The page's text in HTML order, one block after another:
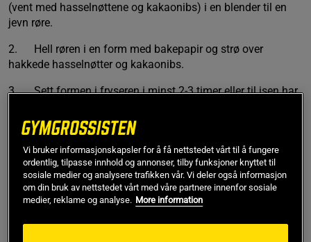
(vent med hasselnøttene og kakaonibs) i en blender til en
jevn røre.
2. Hell røren i en form med bakepapir og strø over
hakkede hasselnøtter og kakaonibs.
3. Sett formen i fryseren i minst 2-3 timer eller til isen har
4. La isen stå i romtemperatur et par minutter før du
serverer den. Fordel i porsjonssskåler med en skje. Nyt!
Næringsinnhold
Vi bruker informasjonskapsler for å få nettstedet vårt til å fungere
ordentlig, tilpasse innhold og annonser, tilby funksjoner knyttet til
sosiale medier og analysere trafikken vår. Vi deler også informasjon
om din bruk av nettstedet vårt med våre partnere innenfor sosiale
medier, reklame og analyse. More information